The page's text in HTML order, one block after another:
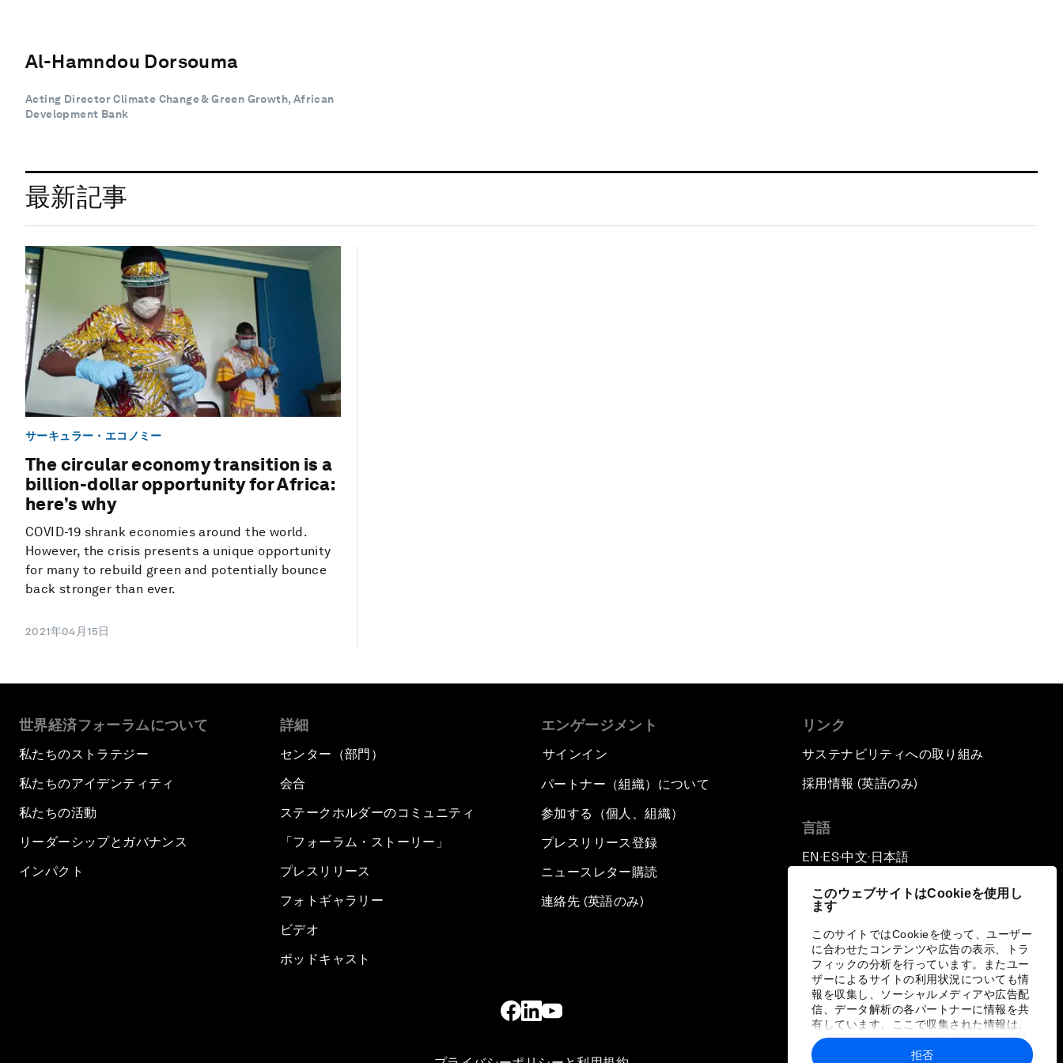
このウェブサイトはCookieを使用し
ます
このサイトではCookieを使って、ユーザー
に合わせたコンテンツや広告の表示、トラ
フィックの分析を行っています。またユー
ザーによるサイトの利用状況についても情
報を収集し、ソーシャルメディアや広告配
信、データ解析の各パートナーに情報を共
有しています。ここで収集された情報は、
ユーザーが各パートナーに提供した他の情
報や各パートナーのサービスを使用した際
拒否
Al-Hamndou Dorsouma
Acting Director Climate Change & Green Growth, African
Development Bank
最新記事
サーキュラー・エコノミー
The circular economy transition is a
billion-dollar opportunity for Africa:
here’s why
COVID-19 shrank economies around the world.
However, the crisis presents a unique opportunity
for many to rebuild green and potentially bounce
back stronger than ever.
2021年04月15日
世界経済フォーラムについて
私たちのストラテジー
私たちのアイデンティティ
私たちの活動
リーダーシップとガバナンス
インパクト
詳細
センター（部門）
会合
ステークホルダーのコミュニティ
「フォーラム・ストーリー」
プレスリリース
フォトギャラリー
ビデオ
ポッドキャスト
エンゲージメント
サインイン
パートナー（組織）について
参加する（個人、組織）
プレスリリース登録
ニュースレター購読
連絡先 (英語のみ)
リンク
サステナビリティへの取り組み
採用情報 (英語のみ)
言語
EN ▪ ES▪中文▪ 日本語